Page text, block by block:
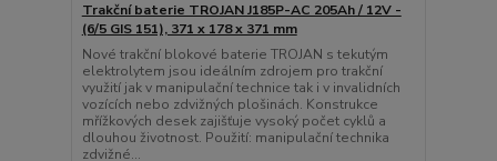
Trakční baterie TROJAN J185P-AC 205Ah / 12V -
(6/5 GIS 151), 371 x 178 x 371 mm
Nové trakční blokové baterie TROJAN s tekutým
elektrolytem jsou ideálním zdrojem pro trakční
využití jak v manipulační technice tak i v invalidních
vozících nebo zdvižných plošinách. Konstrukce
mřížkových desek zajišťuje vysoký počet cyklů a
dlouhou životnost. Použití: manipulační technika
zdvižné...